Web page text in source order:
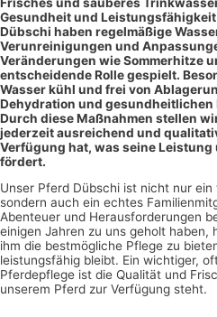
Gesundheit und
Dübschi haben regelmäßige
Verunreinigungen und
Veränderungen wie Sommerhitze
entscheidende Rolle gespielt.
Wasser kühl und frei von
Dehydration und gesundheitlichen
Durch diese Maßnahmen stellen
jederzeit ausreichend und
Verfügung hat, was seine
fördert.
Unser Pferd Dübschi ist nicht nur
sondern auch ein echtes
Abenteuer und Herausforderungen
einigen Jahren zu uns geholt
ihm die bestmögliche Pflege zu
leistungsfähig bleibt. Ein wichtiger,
Pferdepflege ist die Qualität und
unserem Pferd zur Verfügung steht.